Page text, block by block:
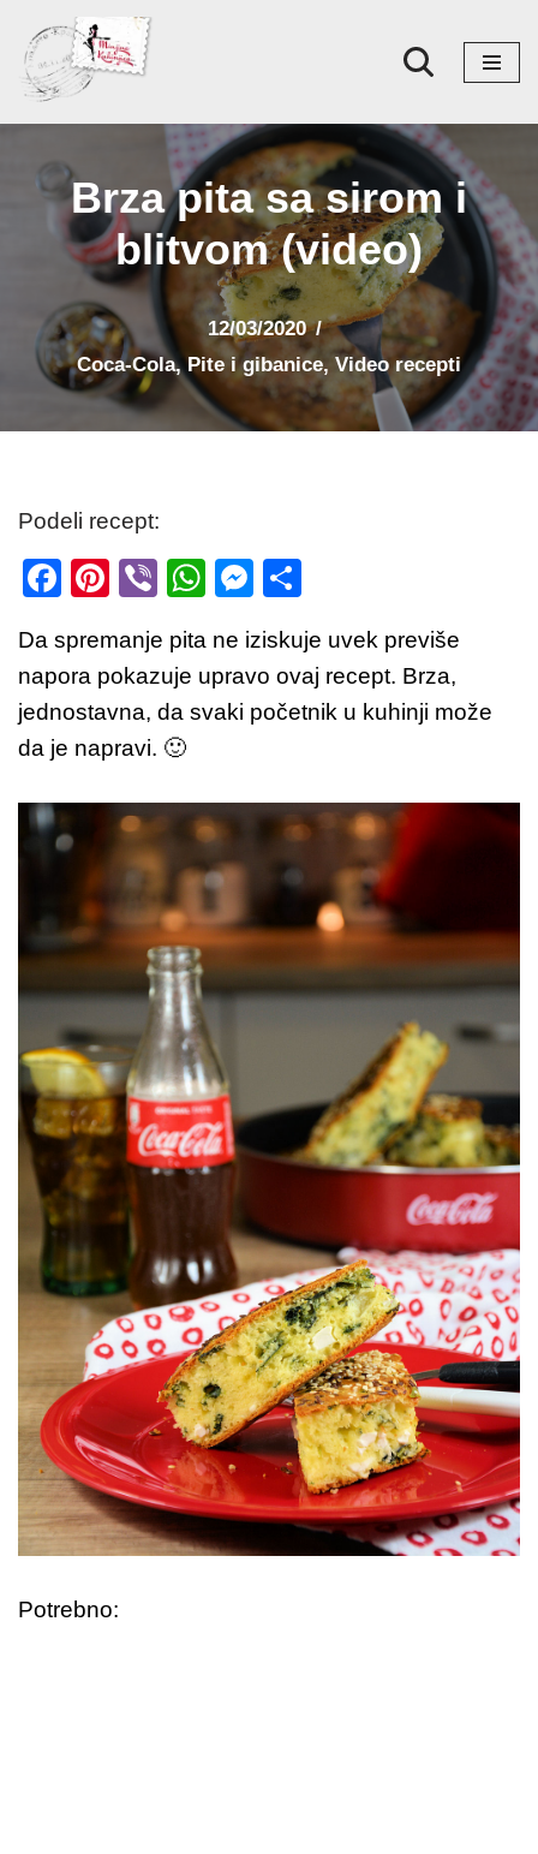
Skoči
na
Brza pita sa sirom i
blitvom (video)
12/03/2020
Coca-Cola,Pite i gibanice, Video recepti
Podeli recept:
F
c
e
b
o
o
k
Pi
er
e
st
Vi
er
W
at
s
A
p
M
ss
e
n
er
ar
e
Da spremanje pita ne iziskuje uvek previše
napora pokazuje upravo ovaj recept. Brza,
jednostavna, da svaki početnik u kuhinji može
da je napravi. 🙂
Potrebno: